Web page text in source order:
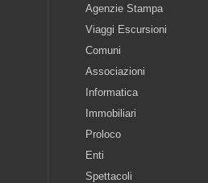
Agenzie Stampa
Viaggi Escursioni
Comuni
Associazioni
Informatica
Immobiliari
Proloco
Enti
Spettacoli